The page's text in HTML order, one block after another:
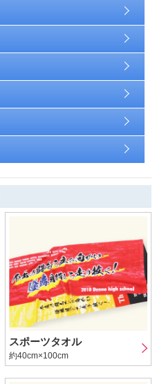
スポーツタオル
約40cm×100cm